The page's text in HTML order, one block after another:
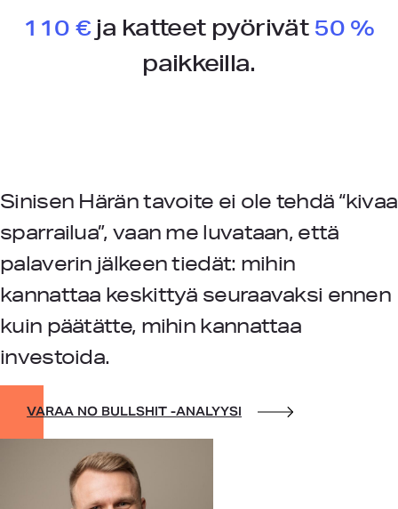
110 €ja katteet pyörivät 50 %
paikkeilla.
Sinisen Härän tavoite ei ole tehdä “kivaa
sparrailua”, vaan me luvataan, että
palaverin jälkeen tiedät: mihin
kannattaa keskittyä seuraavaksi ennen
kuin päätätte, mihin kannattaa
investoida.
VARAA NO BULLSHIT -ANALYYSI